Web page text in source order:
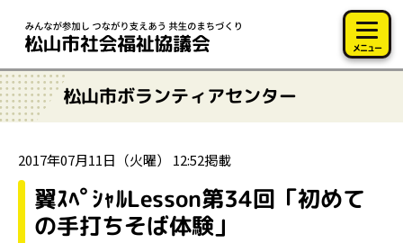
メニュー
松山市ボランティアセンター
2017年07月11日（火曜） 12:52掲載
翼ｽﾍﾟｼｬﾙLesson第34回「初めて
の手打ちそば体験」